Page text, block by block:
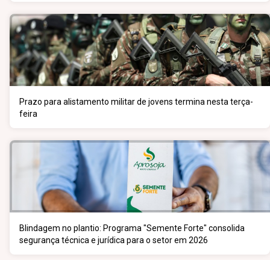
Prazo para alistamento militar de jovens termina nesta terça-
feira
Blindagem no plantio: Programa "Semente Forte" consolida
segurança técnica e jurídica para o setor em 2026